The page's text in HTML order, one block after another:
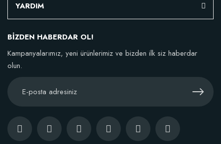
106,81 TL
YARDIM
BİZDEN HABERDAR OL!
Kampanyalarımız, yeni ürünlerimiz ve bizden ilk siz haberdar
olun.